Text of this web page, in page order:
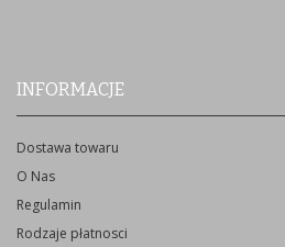
INFORMACJE
Dostawa towaru
O Nas
Regulamin
Rodzaje płatnosci